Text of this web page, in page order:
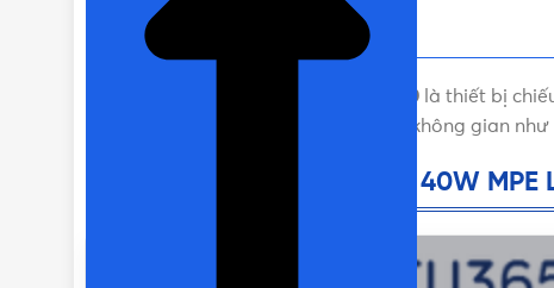
Bóng Đèn Led Bulb 40W MPE LBD-40là thiết bị
quả chiếu sáng cao phù hợp với mọi không gian
Ưu điểm của đèn LED Bulb 40W MPE